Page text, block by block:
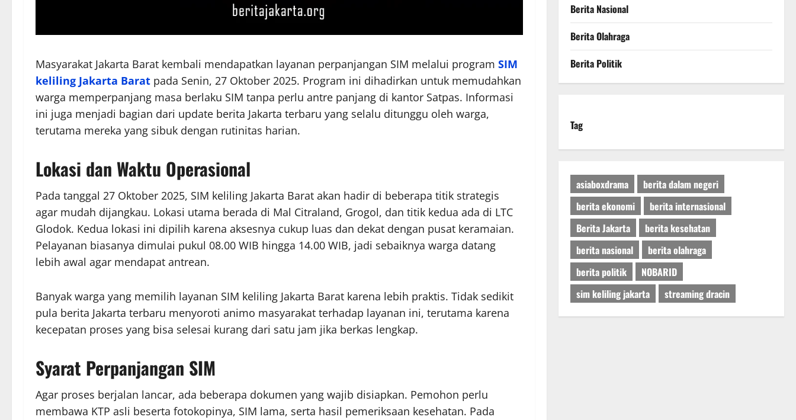
Masyarakat Jakarta Barat kembali mendapatkan layanan perpanjangan SIM melalui program SIM
keliling Jakarta Barat pada Senin, 27 Oktober 2025. Program ini dihadirkan untuk memudahkan
warga memperpanjang masa berlaku SIM tanpa perlu antre panjang di kantor Satpas. Informasi
ini juga menjadi bagian dari update berita Jakarta terbaru yang selalu ditunggu oleh warga,
terutama mereka yang sibuk dengan rutinitas harian.
Lokasi dan Waktu Operasional
Pada tanggal 27 Oktober 2025, SIM keliling Jakarta Barat akan hadir di beberapa titik strategis
agar mudah dijangkau. Lokasi utama berada di Mal Citraland, Grogol, dan titik kedua ada di LTC
Glodok. Kedua lokasi ini dipilih karena aksesnya cukup luas dan dekat dengan pusat keramaian.
Pelayanan biasanya dimulai pukul 08.00 WIB hingga 14.00 WIB, jadi sebaiknya warga datang
lebih awal agar mendapat antrean.
Banyak warga yang memilih layanan SIM keliling Jakarta Barat karena lebih praktis. Tidak sedikit
pula berita Jakarta terbaru menyoroti animo masyarakat terhadap layanan ini, terutama karena
kecepatan proses yang bisa selesai kurang dari satu jam jika berkas lengkap.
Syarat Perpanjangan SIM
Agar proses berjalan lancar, ada beberapa dokumen yang wajib disiapkan. Pemohon perlu
membawa KTP asli beserta fotokopinya, SIM lama, serta hasil pemeriksaan kesehatan. Pada
Berita Nasional
Berita Olahraga
Berita Politik
Tag
asiaboxdrama
berita dalam negeri
berita ekonomi
berita internasional
Berita Jakarta
berita kesehatan
berita nasional
berita olahraga
berita politik
NOBARID
sim keliling jakarta
streaming dracin